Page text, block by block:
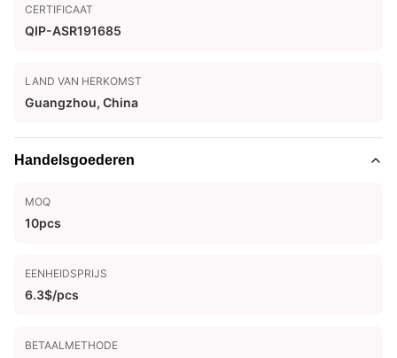
CERTIFICAAT
QIP-ASR191685
LAND VAN HERKOMST
Guangzhou, China
Handelsgoederen
MOQ
10pcs
EENHEIDSPRIJS
6.3$/pcs
BETAALMETHODE